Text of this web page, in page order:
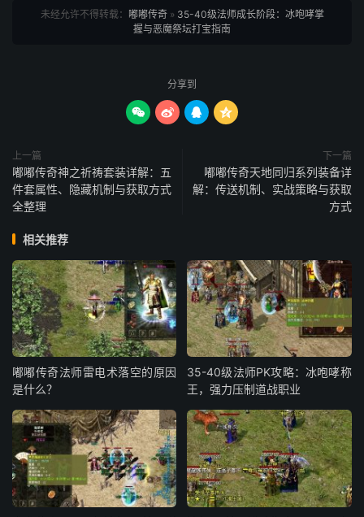
未经允许不得转载： 嘟嘟传奇» 35-40级法师成长阶段：冰咆哮掌
握与恶魔祭坛打宝指南
分享到
   
上一篇
嘟嘟传奇神之祈祷套装详解：五
件套属性、隐藏机制与获取方式
全整理
下一篇
嘟嘟传奇天地同归系列装备详
解：传送机制、实战策略与获取
方式
相关推荐
嘟嘟传奇法师雷电术落空的原因
是什么？
35-40级法师PK攻略：冰咆哮称
王，强力压制道战职业